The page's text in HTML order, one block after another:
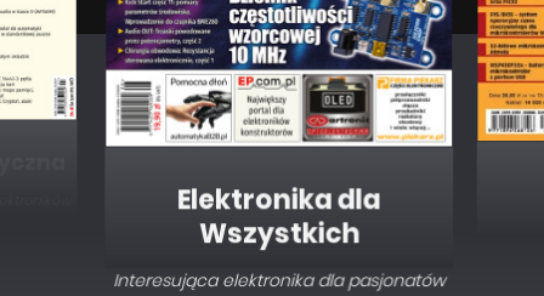
Elektronika dla
Wszystkich
Interesująca elektronika dla pasjonatów